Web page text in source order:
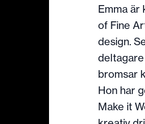
Emma är
of Fine
design.
bromsar
Hon har
Make it